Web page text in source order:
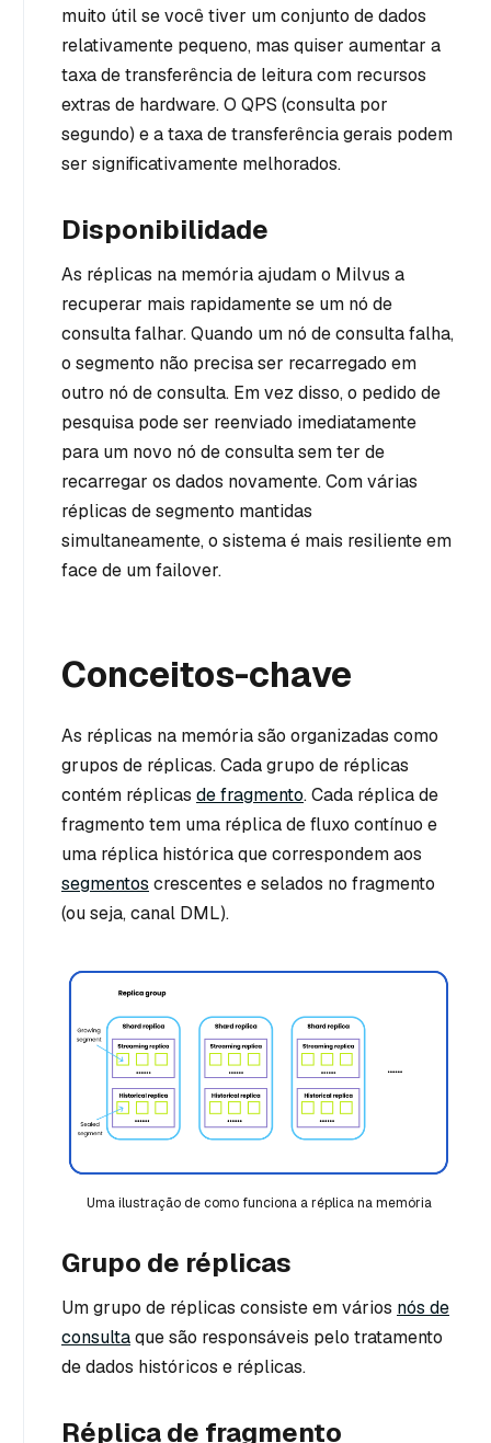
muito útil se você tiver um conjunto de dados
relativamente pequeno, mas quiser aumentar a
taxa de transferência de leitura com recursos
extras de hardware. O QPS (consulta por
segundo) e a taxa de transferência gerais podem
ser significativamente melhorados.
Disponibilidade
As réplicas na memória ajudam o Milvus a
recuperar mais rapidamente se um nó de
consulta falhar. Quando um nó de consulta falha,
o segmento não precisa ser recarregado em
outro nó de consulta. Em vez disso, o pedido de
pesquisa pode ser reenviado imediatamente
para um novo nó de consulta sem ter de
recarregar os dados novamente. Com várias
réplicas de segmento mantidas
simultaneamente, o sistema é mais resiliente em
face de um failover.
Conceitos-chave
As réplicas na memória são organizadas como
grupos de réplicas. Cada grupo de réplicas
contém réplicas de fragmento. Cada réplica de
fragmento tem uma réplica de fluxo contínuo e
uma réplica histórica que correspondem aos
segmentos crescentes e selados no fragmento
(ou seja, canal DML).
Uma ilustração de como funciona a réplica na memória
Grupo de réplicas
Um grupo de réplicas consiste em vários nós de
consultaque são responsáveis pelo tratamento
de dados históricos e réplicas.
Réplica de fragmento